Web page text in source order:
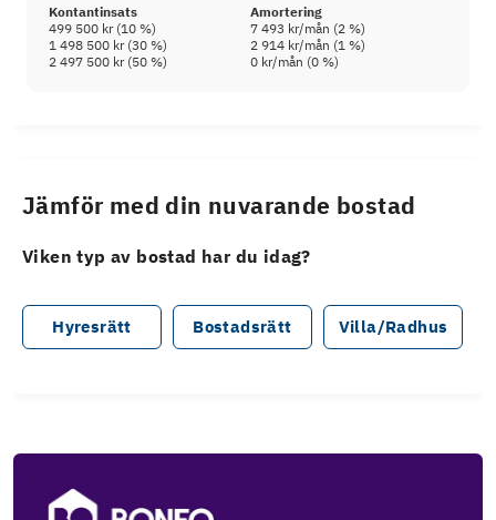
Kontantinsats
Amortering
499 500 kr(10 %) 7 493 kr/mån (2 %)
1 498 500 kr(30 %) 2 914 kr/mån (1 %)
2 497 500 kr(50 %) 0 kr/mån (0 %)
Jämför med din nuvarande bostad
Viken typ av bostad har du idag?
Hyresrätt Bostadsrätt Villa/Radhus